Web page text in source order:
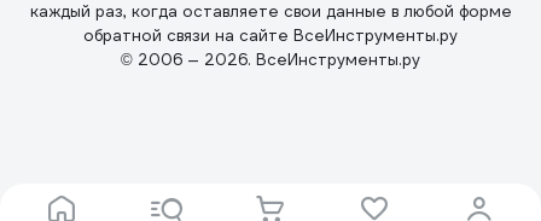
каждый раз, когда оставляете свои данные в любой форме
обратной связи на сайте ВсеИнструменты.ру
© 2006 — 2026. ВсеИнструменты.ру